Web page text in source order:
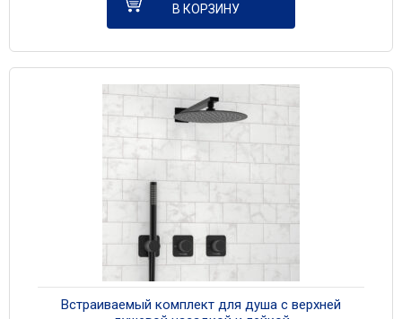
В КОРЗИНУ
Встраиваемый комплект для душа с верхней